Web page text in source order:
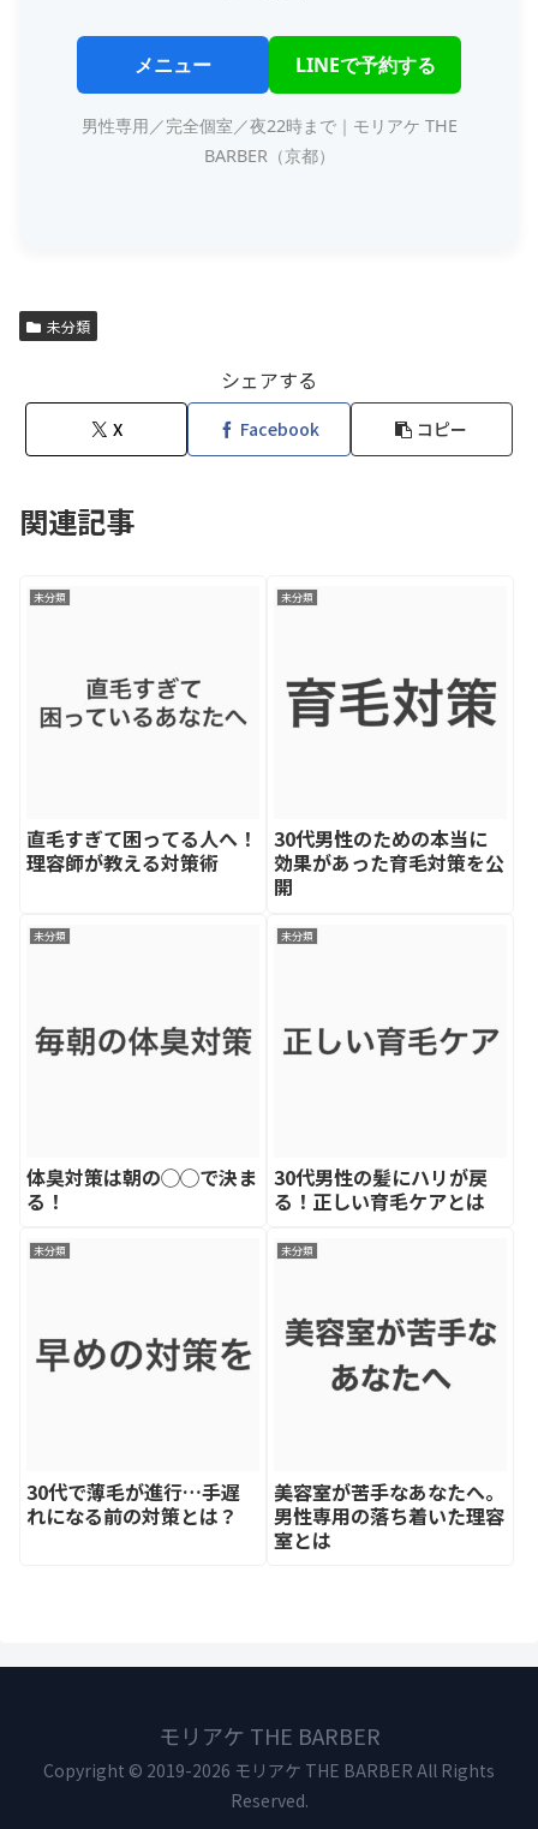
メニュー LINEで予約する
男性専用／完全個室／夜22時まで｜モリアケ THE
BARBER（京都）
未分類
シェアする
X Facebook コピー
関連記事
未分類
直毛すぎて困ってる人へ！
理容師が教える対策術
未分類
30代男性のための本当に
効果があった育毛対策を公
開
未分類
体臭対策は朝の◯◯で決ま
る！
未分類
30代男性の髪にハリが戻
る！正しい育毛ケアとは
未分類
30代で薄毛が進行…手遅
れになる前の対策とは？
未分類
美容室が苦手なあなたへ。
男性専用の落ち着いた理容
室とは
モリアケ THE BARBER
Copyright © 2019-2026 モリアケ THE BARBER All Rights
Reserved.